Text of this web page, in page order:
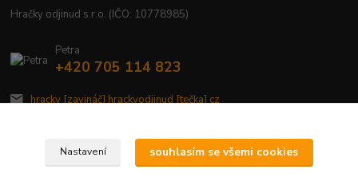
Hračky odjinud s.r.o. (IČO: 10778985)
Petra
+420 705 114 823
hracky [zavináč] hrackyodjinud [tečka] cz
Nastavení souhlasím se všemi cookies